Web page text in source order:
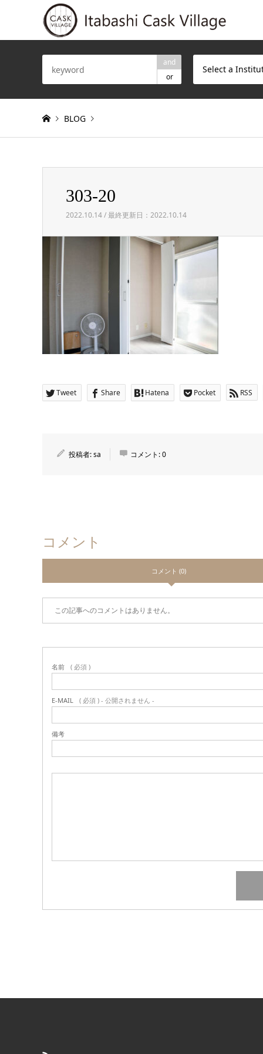
and
or
Select a
BLOG
303-20303-20
2022.10.14 / 最終更新日：2022.10.14
Tweet Share Hatena Pocket RSS
投稿者:sa コメント:0
コメント
コメント (0)
この記事へのコメントはありません。
名前 ( 必須 )
E-MAIL ( 必須 ) - 公開されません -
備考